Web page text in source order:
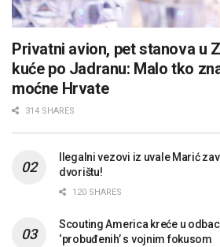
Privatni avion, pet stanova u
kuće po Jadranu: Malo tko
moćne Hrvate
314 SHARES
Ilegalni vezovi iz uvale Marić
dvorištu!
120 SHARES
Scouting America kreće u
‘probuđenih’ s vojnim fokusom